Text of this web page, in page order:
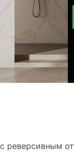
реверсивным